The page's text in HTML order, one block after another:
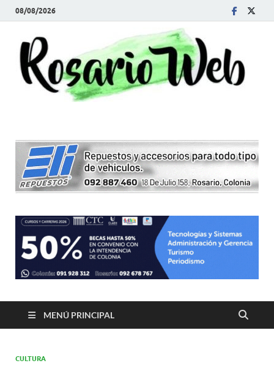
08/08/2026
MENÚ PRINCIPAL
CULTURA